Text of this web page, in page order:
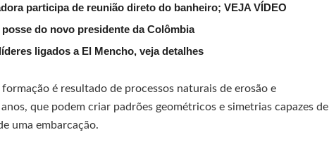
participa de reunião direto do banheiro; VEJA VÍDEO
do novo presidente da Colômbia
ligados a El Mencho, veja detalhes
é resultado de processos naturais de erosão e
que podem criar padrões geométricos e simetrias capazes de
uma embarcação.